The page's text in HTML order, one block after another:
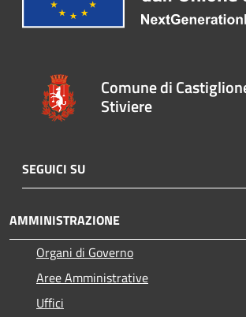
Comune di
Stiviere
SEGUICI SU
AMMINISTRAZIONE
Organi di Governo
Aree Amministrative
Uffici